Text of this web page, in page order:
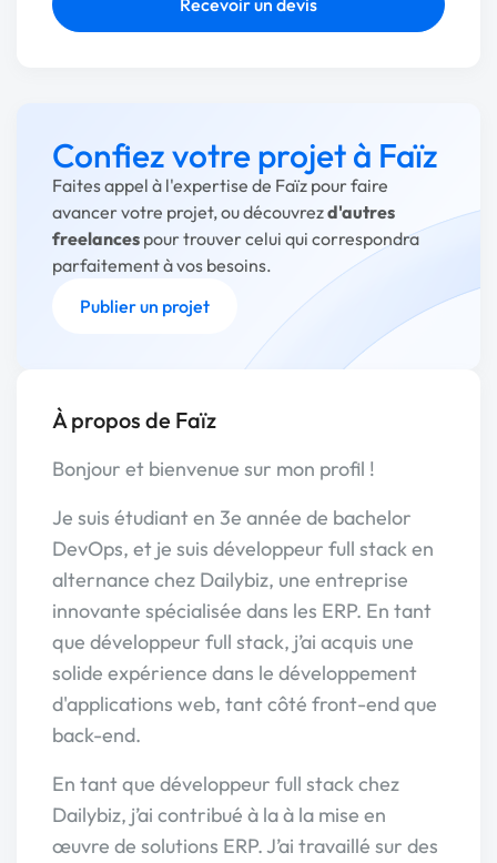
Recevoir un devis
Confiez votre projet à Faïz
Faites appel à l'expertise de Faïz pour faire
avancer votre projet, ou découvrezd'autres
freelances pour trouver celui qui correspondra
parfaitement à vos besoins.
Publier un projet
À propos de Faïz
Bonjour et bienvenue sur mon profil !
Je suis étudiant en 3e année de bachelor
DevOps, et je suis développeur full stack en
alternance chez Dailybiz, une entreprise
innovante spécialisée dans les ERP. En tant
que développeur full stack, j’ai acquis une
solide expérience dans le développement
d'applications web, tant côté front-end que
back-end.
En tant que développeur full stack chez
Dailybiz, j’ai contribué à la à la mise en
œuvre de solutions ERP. J’ai travaillé sur des